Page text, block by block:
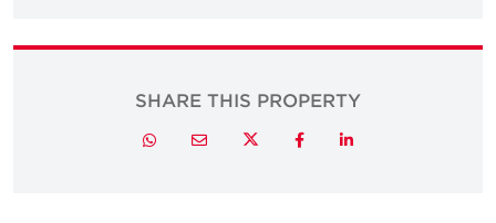
SHARE THIS PROPERTY
LinkedIn
Facebook
Twitter
Email
Whatsapp